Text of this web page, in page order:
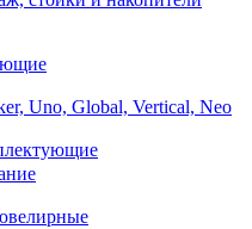
Uno, Global, Vertical, Neo